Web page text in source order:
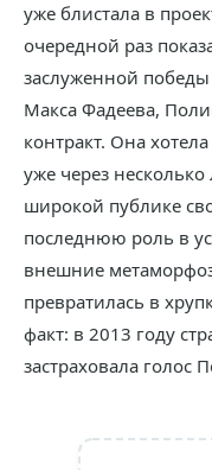
уже блистала в
очередной раз
заслуженной
Макса Фадеева,
контракт. Она
уже через несколько
широкой публике
последнюю роль в
внешние
превратилась в
факт: в 2013 году
застраховала